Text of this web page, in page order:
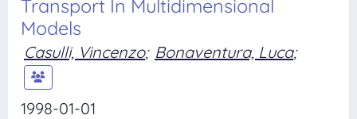
Transport In Multidimensional
Models
Casulli, Vincenzo; Bonaventura, Luca;
1998-01-01